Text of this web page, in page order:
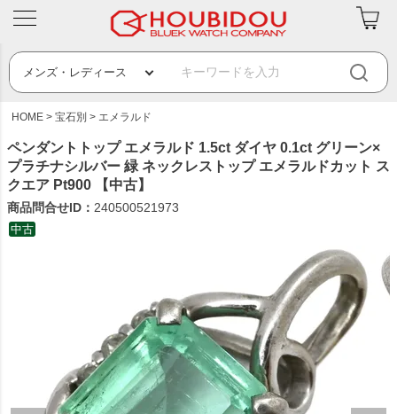
HOME 宝石別 エメラルド
ペンダントトップ エメラルド 1.5ct ダイヤ 0.1ct グリーン×
プラチナシルバー 緑 ネックレストップ エメラルドカット ス
クエア Pt900 【中古】
商品問合せID： 240500521973
中古